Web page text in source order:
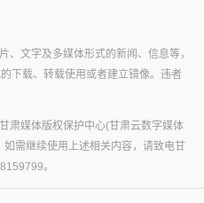
、文字及多媒体形式的新闻、信息等，
下载、转载使用或者建立镜像。违者
肃媒体版权保护中心(甘肃云数字媒体
需继续使用上述相关内容，请致电甘
。